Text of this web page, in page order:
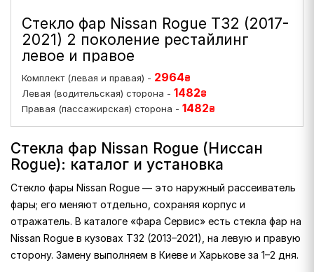
Стекло фар Nissan Rogue T32 (2017-
2021) 2 поколение рестайлинг
левое и правое
Комплект (левая и правая) - 2964₴
Левая (водительская) сторона - 1482₴
Правая (пассажирская) сторона - 1482₴
Стекла фар Nissan Rogue (Ниссан
Rogue): каталог и установка
Стекло фары Nissan Rogue — это наружный рассеиватель
фары; его меняют отдельно, сохраняя корпус и
отражатель. В каталоге «Фара Сервис» есть стекла фар на
Nissan Rogue в кузовах T32 (2013–2021), на левую и правую
сторону. Замену выполняем в Киеве и Харькове за 1–2 дня.